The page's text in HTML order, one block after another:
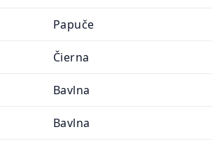
Papuče
Čierna
Bavlna
Bavlna